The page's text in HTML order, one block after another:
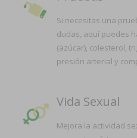
Si necesitas una
dudas, aquí puedes
(azúcar), colesterol,
presión arterial y
Vida Sexual
Mejora la actividad